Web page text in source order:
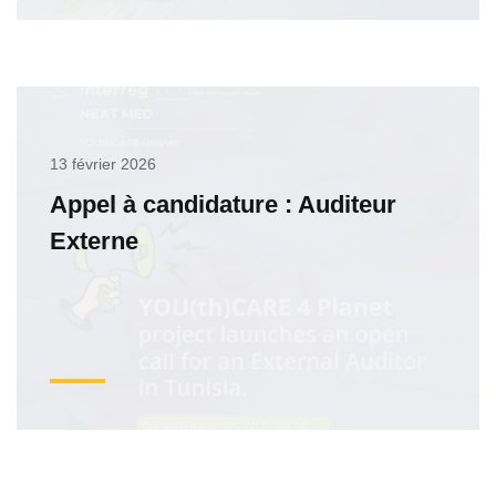
13 février 2026
Appel à candidature : Auditeur
Externe